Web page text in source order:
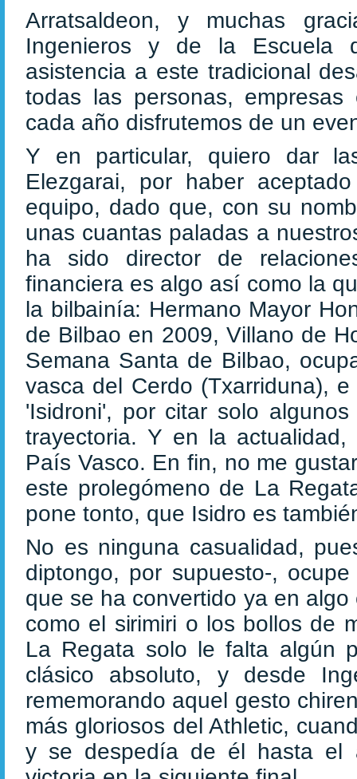
Arratsaldeon, y muchas
Ingenieros y de la Escuela
asistencia a este tradicional
todas las personas,
cada año disfrutemos de un
Y en particular, quiero dar
Elezgarai, por haber
equipo, dado que, con su
unas cuantas paladas a
ha sido director de
financiera es algo así como la
la bilbainía: Hermano Mayor
de Bilbao en 2009, Villano de
Semana Santa de Bilbao,
vasca del Cerdo (Txarriduna),
'Isidroni', por citar solo
trayectoria. Y en la
País Vasco. En fin, no me
este prolegómeno de La
pone tonto, que Isidro es
No es ninguna casualidad,
diptongo, por supuesto-,
que se ha convertido ya en
como el sirimiri o los bollos de
La Regata solo le falta algún
clásico absoluto, y desde
rememorando aquel gesto
más gloriosos del Athletic,
y se despedía de él hasta el